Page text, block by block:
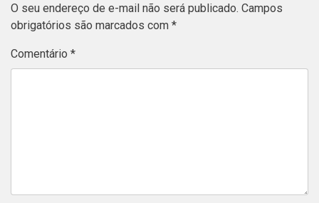
O seu endereço de e-mail não será publicado. Campos
obrigatórios são marcados com *
Comentário *